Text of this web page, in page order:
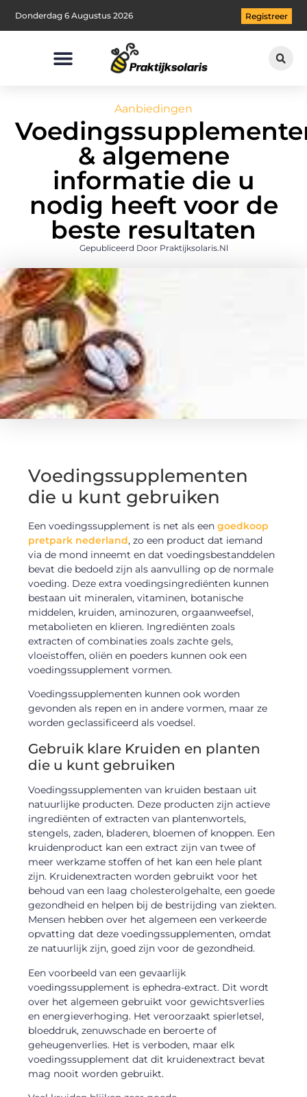
Donderdag 6 Augustus 2026 Registreer
Aanbiedingen
& algemene
informatie die u
nodig heeft voor de
beste resultaten
Gepubliceerd Door Praktijksolaris.nl
Voedingssupplementen
die u kunt gebruiken
Een voedingssupplement is net als eengoedkoop
pretpark nederland, zo een product dat iemand
via de mond inneemt en dat voedingsbestanddelen
bevat die bedoeld zijn als aanvulling op de normale
voeding. Deze extra voedingsingrediënten kunnen
bestaan uit mineralen, vitaminen, botanische
middelen, kruiden, aminozuren, orgaanweefsel,
metabolieten en klieren. Ingrediënten zoals
extracten of combinaties zoals zachte gels,
vloeistoffen, oliën en poeders kunnen ook een
voedingssupplement vormen.
Voedingssupplementen kunnen ook worden
gevonden als repen en in andere vormen, maar ze
worden geclassificeerd als voedsel.
Gebruik klare Kruiden en planten
die u kunt gebruiken
Voedingssupplementen van kruiden bestaan uit
natuurlijke producten. Deze producten zijn actieve
ingrediënten of extracten van plantenwortels,
stengels, zaden, bladeren, bloemen of knoppen. Een
kruidenproduct kan een extract zijn van twee of
meer werkzame stoffen of het kan een hele plant
zijn. Kruidenextracten worden gebruikt voor het
behoud van een laag cholesterolgehalte, een goede
gezondheid en helpen bij de bestrijding van ziekten.
Mensen hebben over het algemeen een verkeerde
opvatting dat deze voedingssupplementen, omdat
ze natuurlijk zijn, goed zijn voor de gezondheid.
Een voorbeeld van een gevaarlijk
voedingssupplement is ephedra-extract. Dit wordt
over het algemeen gebruikt voor gewichtsverlies
en energieverhoging. Het veroorzaakt spierletsel,
bloeddruk, zenuwschade en beroerte of
geheugenverlies. Het is verboden, maar elk
voedingssupplement dat dit kruidenextract bevat
mag nooit worden gebruikt.